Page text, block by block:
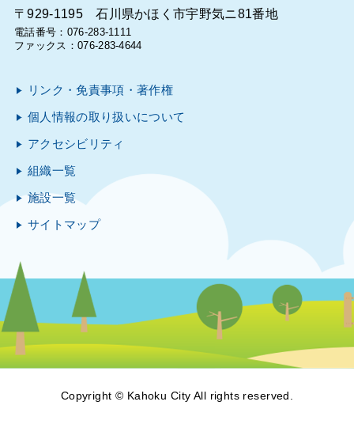
〒929-1195 石川県かほく市宇野気ニ81番地
電話番号：076-283-1111
ファックス：076-283-4644
リンク・免責事項・著作権
個人情報の取り扱いについて
アクセシビリティ
組織一覧
施設一覧
サイトマップ
Copyright © Kahoku City All rights reserved.